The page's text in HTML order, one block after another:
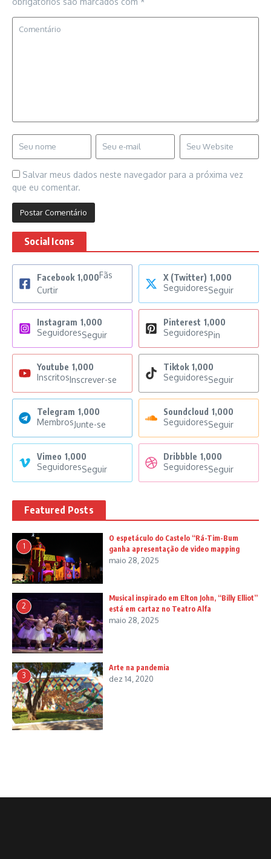
Salvar meus dados neste navegador para a próxima vez
que eu comentar.
Social Icons
Facebook 1,000Fãs
Curtir
X (Twitter) 1,000
SeguidoresSeguir
Instagram 1,000
SeguidoresSeguir
Pinterest 1,000
SeguidoresPin
Youtube 1,000
InscritosInscrever-se
Tiktok 1,000
SeguidoresSeguir
Telegram 1,000
MembrosJunte-se
Soundcloud 1,000
SeguidoresSeguir
Vimeo 1,000
SeguidoresSeguir
Dribbble 1,000
SeguidoresSeguir
Featured Posts
1
O espetáculo do Castelo “Rá-Tim-Bum
ganha apresentação de video mapping
maio 28, 2025
2
Musical inspirado em Elton John, “Billy Elliot”
está em cartaz no Teatro Alfa
maio 28, 2025
3
Arte na pandemia
dez 14, 2020